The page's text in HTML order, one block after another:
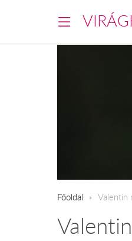
Főoldal Valentin